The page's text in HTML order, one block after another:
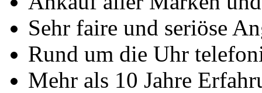
Sehr faire und seriöse
Rund um die Uhr
Mehr als 10 Jahre